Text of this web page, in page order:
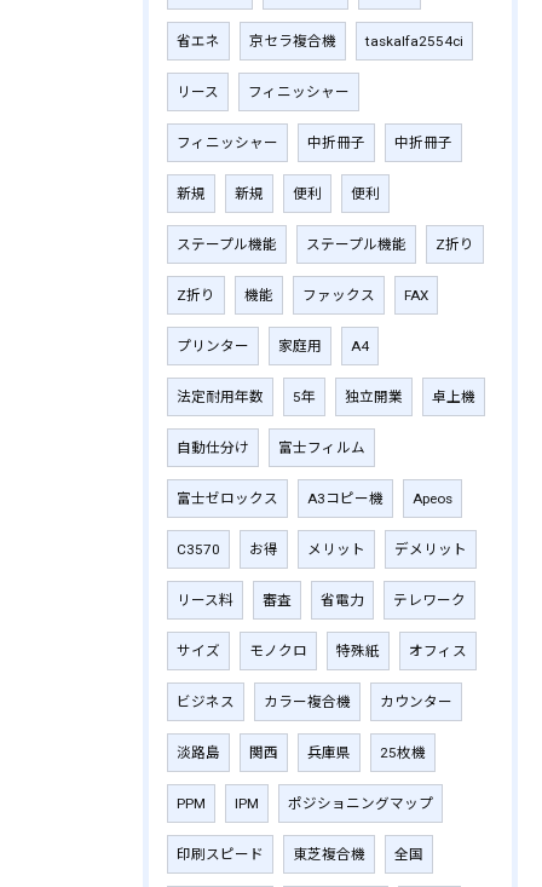
省エネ 京セラ複合機 taskalfa2554ci
リース フィニッシャー
フィニッシャー 中折冊子 中折冊子
新規 新規 便利 便利
ステープル機能 ステープル機能 Z折り
Z折り 機能 ファックス FAX
プリンター 家庭用 A4
法定耐用年数 5年 独立開業 卓上機
自動仕分け 富士フィルム
富士ゼロックス A3コピー機 Apeos
C3570 お得 メリット デメリット
リース料 審査 省電力 テレワーク
サイズ モノクロ 特殊紙 オフィス
ビジネス カラー複合機 カウンター
淡路島 関西 兵庫県 25枚機
PPM IPM ポジショニングマップ
印刷スピード 東芝複合機 全国